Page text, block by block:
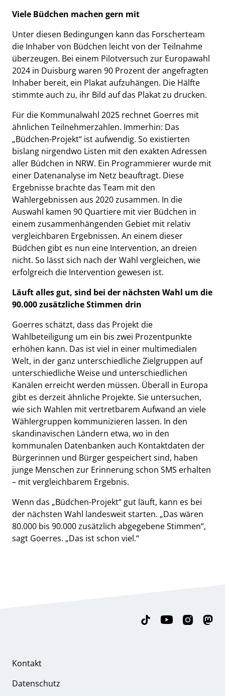
Viele Büdchen machen gern mit
Unter diesen Bedingungen kann das Forscherteam
die Inhaber von Büdchen leicht von der Teilnahme
überzeugen. Bei einem Pilotversuch zur Europawahl
2024 in Duisburg waren 90 Prozent der angefragten
Inhaber bereit, ein Plakat aufzuhängen. Die Hälfte
stimmte auch zu, ihr Bild auf das Plakat zu drucken.
Für die Kommunalwahl 2025 rechnet Goerres mit
ähnlichen Teilnehmerzahlen. Immerhin: Das
„Büdchen-Projekt“ ist aufwendig. So existierten
bislang nirgendwo Listen mit den exakten Adressen
aller Büdchen in NRW. Ein Programmierer wurde mit
einer Datenanalyse im Netz beauftragt. Diese
Ergebnisse brachte das Team mit den
Wahlergebnissen aus 2020 zusammen. In die
Auswahl kamen 90 Quartiere mit vier Büdchen in
einem zusammenhängenden Gebiet mit relativ
vergleichbaren Ergebnissen. An einem dieser
Büdchen gibt es nun eine Intervention, an dreien
nicht. So lässt sich nach der Wahl vergleichen, wie
erfolgreich die Intervention gewesen ist.
Läuft alles gut, sind bei der nächsten Wahl um die
90.000 zusätzliche Stimmen drin
Goerres schätzt, dass das Projekt die
Wahlbeteiligung um ein bis zwei Prozentpunkte
erhöhen kann. Das ist viel in einer multimedialen
Welt, in der ganz unterschiedliche Zielgruppen auf
unterschiedliche Weise und unterschiedlichen
Kanälen erreicht werden müssen. Überall in Europa
gibt es derzeit ähnliche Projekte. Sie untersuchen,
wie sich Wahlen mit vertretbarem Aufwand an viele
Wählergruppen kommunizieren lassen. In den
skandinavischen Ländern etwa, wo in den
kommunalen Datenbanken auch Kontaktdaten der
Bürgerinnen und Bürger gespeichert sind, haben
junge Menschen zur Erinnerung schon SMS erhalten
– mit vergleichbarem Ergebnis.
Wenn das „Büdchen-Projekt“ gut läuft, kann es bei
der nächsten Wahl landesweit starten. „Das wären
80.000 bis 90.000 zusätzlich abgegebene Stimmen“,
sagt Goerres. „Das ist schon viel.“
Kontakt
Datenschutz